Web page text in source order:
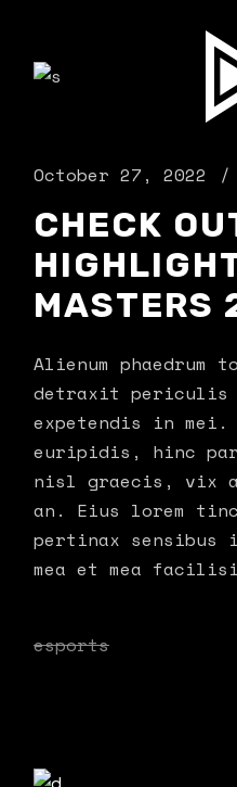
October 27, 2022
CHECK
MASTERS
Alienum phaedrum
detraxit
expetendis in
euripidis, hinc
nisl graecis, vix
an. Eius lorem
pertinax
mea et mea
esports